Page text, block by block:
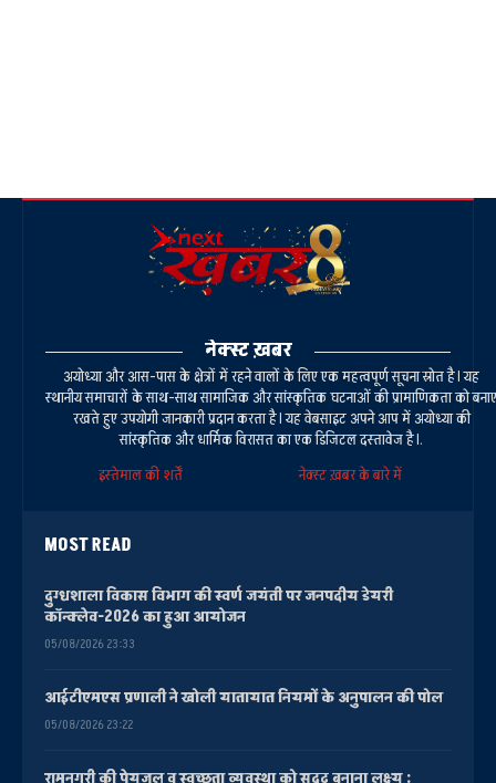
नेक्स्ट ख़बर
अयोध्या और आस-पास के क्षेत्रों में रहने वालों के लिए एक महत्वपूर्ण सूचना स्रोत है। यह
स्थानीय समाचारों के साथ-साथ सामाजिक और सांस्कृतिक घटनाओं की प्रामाणिकता को बनाए
रखते हुए उपयोगी जानकारी प्रदान करता है। यह वेबसाइट अपने आप में अयोध्या की
सांस्कृतिक और धार्मिक विरासत का एक डिजिटल दस्तावेज है।.
इस्तेमाल की शर्तें
नेक्स्ट ख़बर के बारे में
MOST READ
दुग्धशाला विकास विभाग की स्वर्ण जयंती पर जनपदीय डेयरी
कॉन्क्लेव-2026 का हुआ आयोजन
05/08/2026 23:33
आईटीएमएस प्रणाली ने खोली यातायात नियमों के अनुपालन की पोल
05/08/2026 23:22
रामनगरी की पेयजल व स्वच्छता व्यवस्था को सुदृढ़ बनाना लक्ष्य :